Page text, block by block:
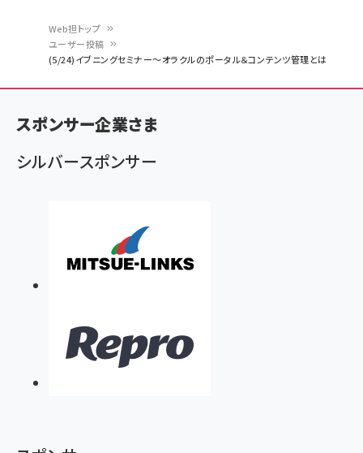
ン
く
ず
Web担トップ
ユーザー投稿
(5/24)イブニングセミナー～オラクルのポータル＆コンテンツ管理とは
スポンサー企業さま
シルバースポンサー